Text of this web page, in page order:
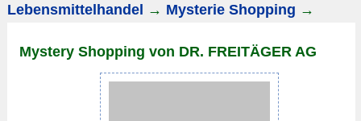
Lebensmittelhandel → Mysterie Shopping →
Mystery Shopping von DR. FREITÄGER AG